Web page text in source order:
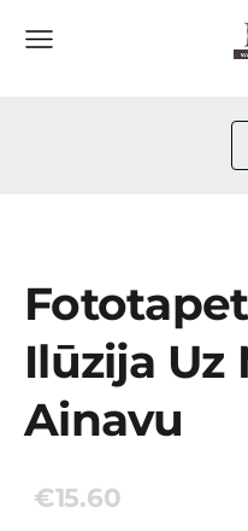
Ilūzija Uz
Ainavu
€15.60